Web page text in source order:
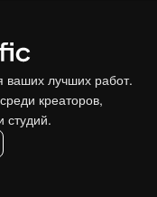
ваших лучших работ.
креаторов,
студий.